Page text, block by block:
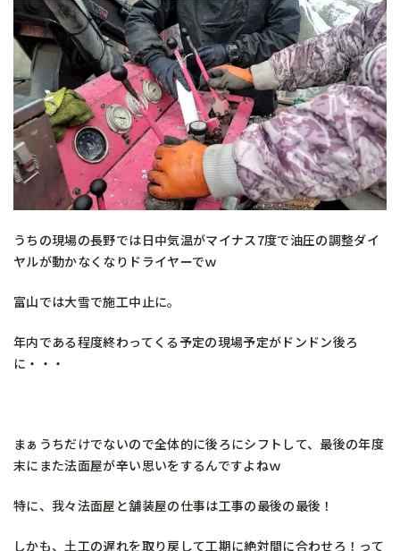
うちの現場の長野では日中気温がマイナス7度で油圧の調整ダイ
ヤルが動かなくなりドライヤーでｗ
富山では大雪で施工中止に。
年内である程度終わってくる予定の現場予定がドンドン後ろ
に・・・
まぁうちだけでないので全体的に後ろにシフトして、最後の年度
末にまた法面屋が辛い思いをするんですよねｗ
特に、我々法面屋と舗装屋の仕事は工事の最後の最後！
しかも、土工の遅れを取り戻して工期に絶対間に合わせろ！って